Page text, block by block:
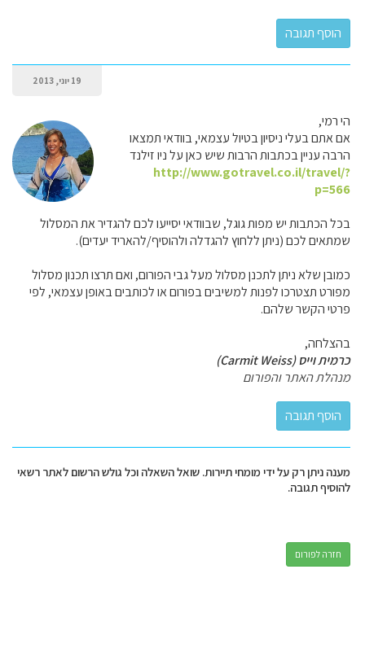
19 יוני, 2013
הי רמי,
אם אתם בעלי ניסיון בטיול עצמאי, בוודאי תמצאו
הרבה עניין בכתבות הרבות שיש כאן על ניו זילנד
http://www.gotravel.co.il/travel/?
p=566
בכל הכתבות יש מפות גוגל, שבוודאי יסייעו לכם להגדיר את המסלול
שמתאים לכם (ניתן ללחוץ להגדלה ולהוסיף/להאריד יעדים).
כמובן שלא ניתן לתכנן מסלול מעל גבי הפורום, ואם תרצו תכנון מסלול
מפורט תצטרכו לפנות למשיבים בפורום או לכותבים באופן עצמאי, לפי
פרטי הקשר שלהם.
בהצלחה,
כרמית וייס (Carmit Weiss)
מנהלת האתר והפורום
מענה ניתן רק על ידי מומחי תיירות. שואל השאלה וכל גולש הרשום לאתר רשאי
להוסיף תגובה.
חזרה לפורום